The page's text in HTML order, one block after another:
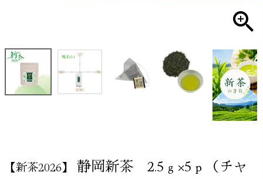
【新茶2026】
静岡新茶 2.5ｇ×5ｐ（チャ